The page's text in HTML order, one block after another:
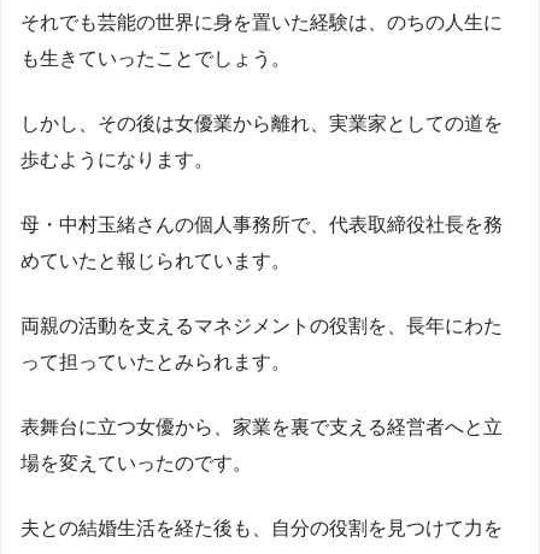
それでも芸能の世界に身を置いた経験は、のちの人生に
も生きていったことでしょう。
しかし、その後は女優業から離れ、実業家としての道を
歩むようになります。
母・中村玉緒さんの個人事務所で、代表取締役社長を務
めていたと報じられています。
両親の活動を支えるマネジメントの役割を、長年にわた
って担っていたとみられます。
表舞台に立つ女優から、家業を裏で支える経営者へと立
場を変えていったのです。
夫との結婚生活を経た後も、自分の役割を見つけて力を